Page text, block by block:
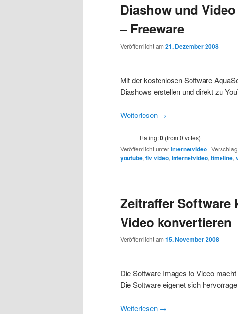
Diashow und
– Freeware
Veröffentlicht am 21. Dezember 2008
Mit der kostenlosen Software
Diashows erstellen und direkt zu
Weiterlesen →
Rating:0 (from 0 votes)
Veröffentlicht unterInternetvideo |
youtube, flv video, Internetvideo, timeline,
Zeitraffer Software
Video konvertieren
Veröffentlicht am 15. November 2008
Die Software Images to Video
Die Software eigenet sich
Weiterlesen →